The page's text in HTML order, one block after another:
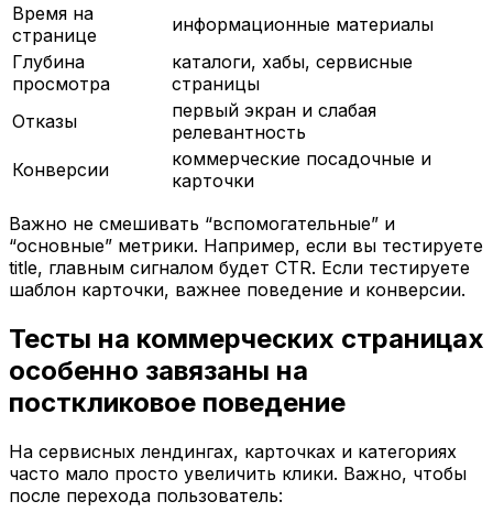
Время на
странице
информационные материалы
Глубина
просмотра
каталоги, хабы, сервисные
страницы
Отказы
первый экран и слабая
релевантность
Конверсии
коммерческие посадочные и
карточки
Важно не смешивать “вспомогательные” и
“основные” метрики. Например, если вы тестируете
title, главным сигналом будет CTR. Если тестируете
шаблон карточки, важнее поведение и конверсии.
Тесты на коммерческих страницах
особенно завязаны на
посткликовое поведение
На сервисных лендингах, карточках и категориях
часто мало просто увеличить клики. Важно, чтобы
после перехода пользователь: